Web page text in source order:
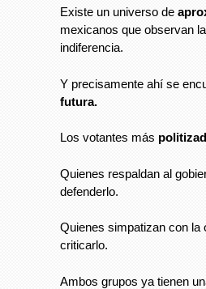
Existe un universo de
mexicanos que observan
indiferencia.
Y precisamente ahí se
futura.
Los votantes más
Quienes respaldan al
defenderlo.
Quienes simpatizan con la
criticarlo.
Ambos grupos ya tienen